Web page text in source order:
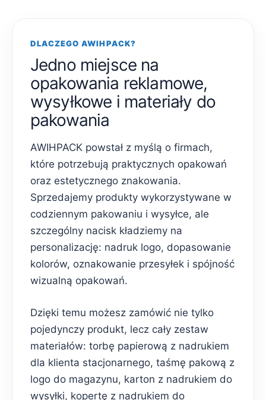
DLACZEGO AWIHPACK?
Jedno miejsce na
opakowania reklamowe,
wysyłkowe i materiały do
pakowania
AWIHPACK powstał z myślą o firmach,
które potrzebują praktycznych opakowań
oraz estetycznego znakowania.
Sprzedajemy produkty wykorzystywane w
codziennym pakowaniu i wysyłce, ale
szczególny nacisk kładziemy na
personalizację: nadruk logo, dopasowanie
kolorów, oznakowanie przesyłek i spójność
wizualną opakowań.
Dzięki temu możesz zamówić nie tylko
pojedynczy produkt, lecz cały zestaw
materiałów: torbę papierową z nadrukiem
dla klienta stacjonarnego, taśmę pakową z
logo do magazynu, karton z nadrukiem do
wysyłki, kopertę z nadrukiem do